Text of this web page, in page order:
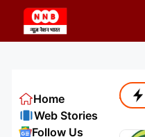
content
Home
Web Stories
Follow Us